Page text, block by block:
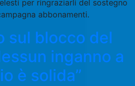
per ringraziarli del sostegno
abbonamenti.
sul blocco del
inganno a
è solida”